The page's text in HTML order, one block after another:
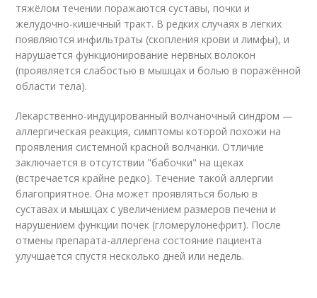
тяжёлом течении поражаются суставы, почки и
желудочно-кишечный тракт. В редких случаях в лёгких
появляются инфильтраты (скопления крови и лимфы), и
нарушается функционирование нервных волокон
(проявляется слабостью в мышцах и болью в поражённой
области тела).
Лекарственно-индуцированный волчаночный синдром —
аллергическая реакция, симптомы которой похожи на
проявления системной красной волчанки. Отличие
заключается в отсутствии "бабочки" на щеках
(встречается крайне редко). Течение такой аллергии
благоприятное. Она может проявляться болью в
суставах и мышцах с увеличением размеров печени и
нарушением функции почек (гломерулонефрит). После
отмены препарата-аллергена состояние пациента
улучшается спустя несколько дней или недель.